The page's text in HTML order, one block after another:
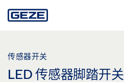
to
传感器开关
LED 传感器脚踏开关